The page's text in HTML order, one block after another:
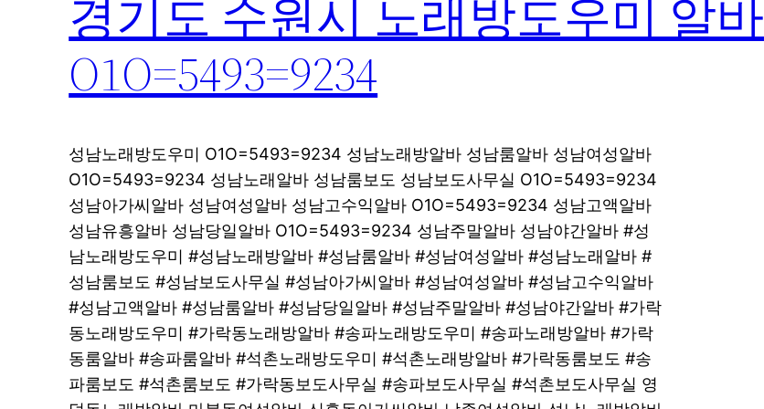
경기도 수원시 노래방도우미 알바
O1O=5493=9234
성남노래방도우미 O1O=5493=9234 성남노래방알바 성남룸알바 성남여성알바
O1O=5493=9234 성남노래알바 성남룸보도 성남보도사무실 O1O=5493=9234
성남아가씨알바 성남여성알바 성남고수익알바 O1O=5493=9234 성남고액알바
성남유흥알바 성남당일알바 O1O=5493=9234 성남주말알바 성남야간알바 #성
남노래방도우미 #성남노래방알바 #성남룸알바 #성남여성알바 #성남노래알바 #
성남룸보도 #성남보도사무실 #성남아가씨알바 #성남여성알바 #성남고수익알바
#성남고액알바 #성남룸알바 #성남당일알바 #성남주말알바 #성남야간알바 #가락
동노래방도우미 #가락동노래방알바 #송파노래방도우미 #송파노래방알바 #가락
동룸알바 #송파룸알바 #석촌노래방도우미 #석촌노래방알바 #가락동룸보도 #송
파룸보도 #석촌룸보도 #가락동보도사무실 #송파보도사무실 #석촌보도사무실 영